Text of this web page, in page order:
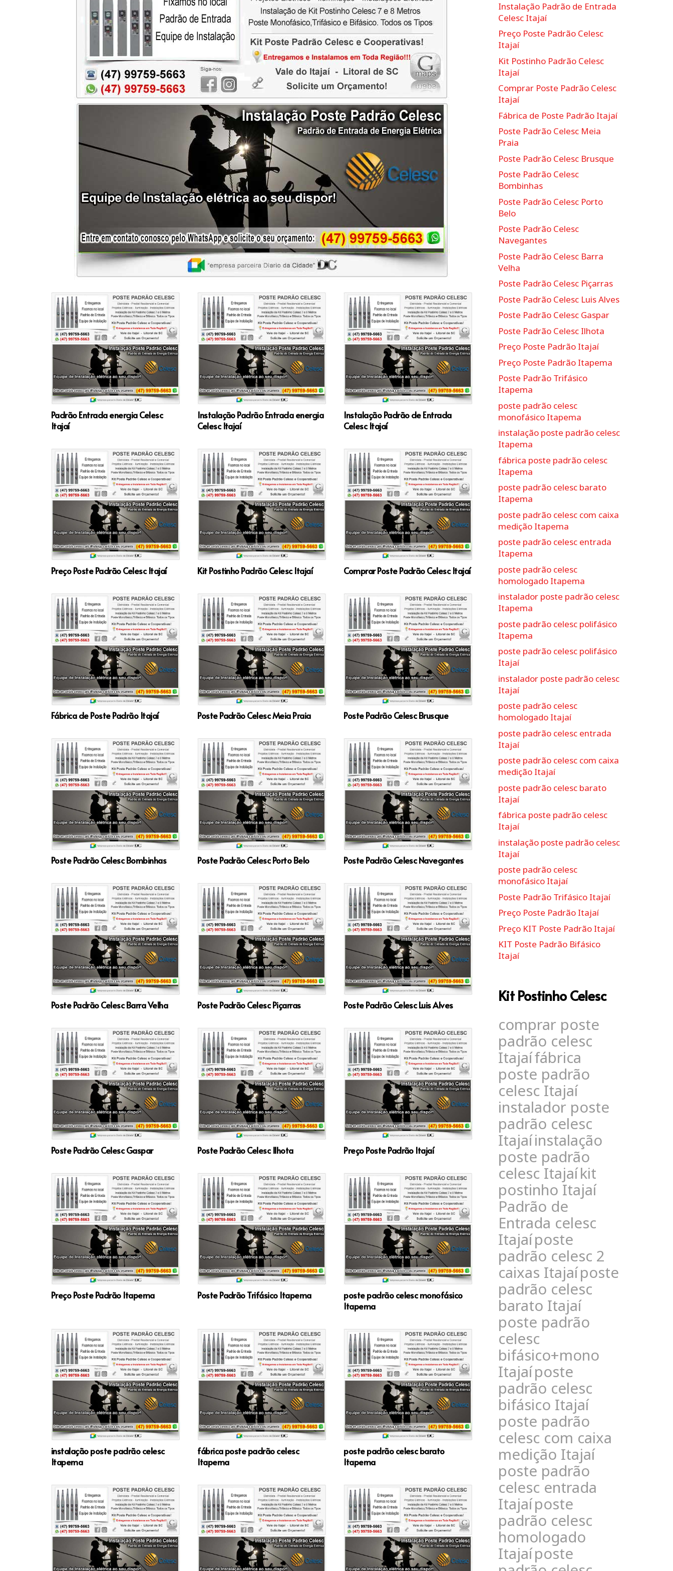
Padrão Entrada energia Celesc
Itajaí
Instalação Padrão Entrada energia
Celesc Itajaí
Instalação Padrão de Entrada
Celesc Itajaí
Preço Poste Padrão Celesc Itajaí Kit Postinho Padrão Celesc Itajaí Comprar Poste Padrão Celesc Itajaí
Fábrica de Poste Padrão Itajaí Poste Padrão Celesc Meia Praia Poste Padrão Celesc Brusque
Poste Padrão Celesc Bombinhas Poste Padrão Celesc Porto Belo Poste Padrão Celesc Navegantes
Poste Padrão Celesc Barra Velha Poste Padrão Celesc Piçarras Poste Padrão Celesc Luis Alves
Poste Padrão Celesc Gaspar Poste Padrão Celesc Ilhota Preço Poste Padrão Itajaí
Preço Poste Padrão Itapema Poste Padrão Trifásico Itapema
poste padrão celesc monofásico
Itapema
instalação poste padrão celesc
Itapema
fábrica poste padrão celesc
Itapema
poste padrão celesc barato
Itapema
Instalação Padrão de Entrada
Celesc Itajaí
Preço Poste Padrão Celesc
Itajaí
Kit Postinho Padrão Celesc
Itajaí
Comprar Poste Padrão Celesc
Itajaí
Fábrica de Poste Padrão Itajaí
Poste Padrão Celesc Meia
Praia
Poste Padrão Celesc Brusque
Poste Padrão Celesc
Bombinhas
Poste Padrão Celesc Porto
Belo
Poste Padrão Celesc
Navegantes
Poste Padrão Celesc Barra
Velha
Poste Padrão Celesc Piçarras
Poste Padrão Celesc Luis Alves
Poste Padrão Celesc Gaspar
Poste Padrão Celesc Ilhota
Preço Poste Padrão Itajaí
Preço Poste Padrão Itapema
Poste Padrão Trifásico
Itapema
poste padrão celesc
monofásico Itapema
instalação poste padrão celesc
Itapema
fábrica poste padrão celesc
Itapema
poste padrão celesc barato
Itapema
poste padrão celesc com caixa
medição Itapema
poste padrão celesc entrada
Itapema
poste padrão celesc
homologado Itapema
instalador poste padrão celesc
Itapema
poste padrão celesc polifásico
Itapema
poste padrão celesc polifásico
Itajaí
instalador poste padrão celesc
Itajaí
poste padrão celesc
homologado Itajaí
poste padrão celesc entrada
Itajaí
poste padrão celesc com caixa
medição Itajaí
poste padrão celesc barato
Itajaí
fábrica poste padrão celesc
Itajaí
instalação poste padrão celesc
Itajaí
poste padrão celesc
monofásico Itajaí
Poste Padrão Trifásico Itajaí
Preço Poste Padrão Itajaí
Preço KIT Poste Padrão Itajaí
KIT Poste Padrão Bifásico
Itajaí
Kit Postinho Celesc
comprar poste
padrão celesc
Itajaífábrica
poste padrão
celesc Itajaí
instalador poste
padrão celesc
Itajaíinstalação
poste padrão
celesc Itajaíkit
postinho Itajaí
Padrão de
Entrada celesc
Itajaíposte
padrão celesc 2
caixas Itajaíposte
padrão celesc
barato Itajaí
poste padrão
celesc
bifásico+mono
Itajaíposte
padrão celesc
bifásico Itajaí
poste padrão
celesc com caixa
medição Itajaí
poste padrão
celesc entrada
Itajaíposte
padrão celesc
homologado
Itajaíposte